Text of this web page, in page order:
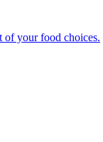
of your food choices.